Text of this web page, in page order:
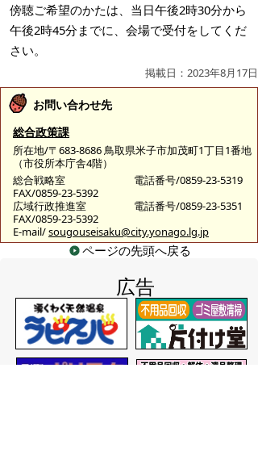
傍聴ご希望のかたは、当日午後2時30分から
午後2時45分までに、会場で受付をしてくだ
さい。
掲載日：2023年8月17日
お問い合わせ先
総合政策課
所在地/〒683-8686 鳥取県米子市加茂町1丁目1番地
（市役所本庁舎4階）
総合戦略室
電話番号/0859-23-5319
FAX/0859-23-5392
広域行政推進室
電話番号/0859-23-5351
FAX/0859-23-5392
E-mail/sougouseisaku@city.yonago.lg.jp
ページの先頭へ戻る
広告